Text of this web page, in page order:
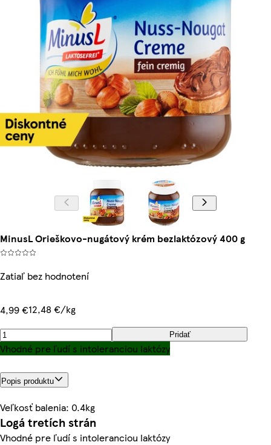
MinusL Orieškovo-nugátový krém bezlaktózový 400 g
Zatiaľ bez hodnotení
4,99 €12,48 €/kg
Pridať
Vhodné pre ľudí s intoleranciou laktózy
Popis produktu
Veľkosť balenia: 0.4kg
Logá tretích strán
Vhodné pre ľudí s intoleranciou laktózy